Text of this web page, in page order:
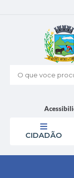
O que voce
CIDADÃO